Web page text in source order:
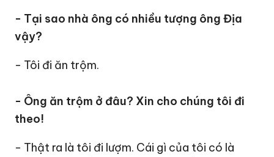
- Tại sao nhà ông có nhiều tượng ông Địa
vậy?
- Tôi đi ăn trộm.
- Ông ăn trộm ở đâu? Xin cho chúng tôi đi
theo!
- Thật ra là tôi đi lượm. Cái gì của tôi có là